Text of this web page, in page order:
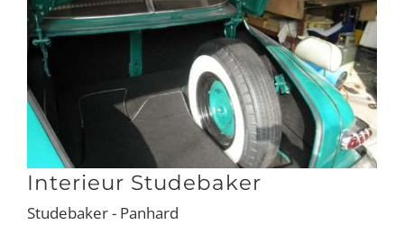
Interieur Studebaker
Studebaker - Panhard